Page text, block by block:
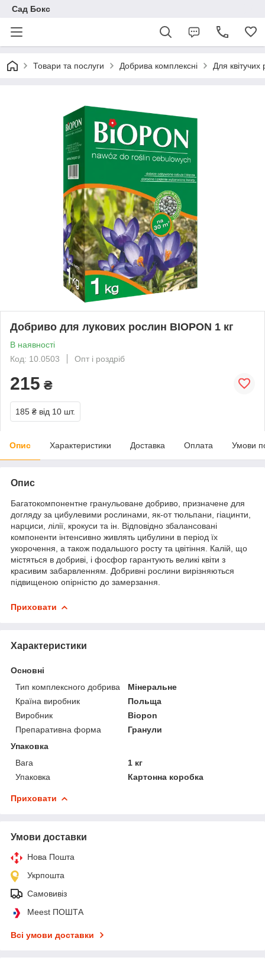
Сад Бокс
Товари та послуги Добрива комплексні Для квітучих
Добриво для лукових рослин BIOPON 1 кг
В наявності
Код: 10.0503
Опт і роздріб
215 ₴
185 ₴ від 10 шт.
Опис Характеристики Доставка Оплата Умови
Опис
Багатокомпонентне гранульоване добриво, призначене для
догляду за цибулевими рослинами, як-от тюльпани, гіацинти,
нарциси, лілії, крокуси та ін. Відповідно збалансовані
компоненти інтенсивно живлять цибулини в період їх
укорочення, а також подальшого росту та цвітіння. Калій, що
містяться в добриві, і фосфор гарантують великі квіти з
красивим забарвленням. Добривні рослини вирізняються
підвищеною опірністю до замерзання.
Приховати
Характеристики
Основні
Тип комплексного добрива
Мінеральне
Країна виробник
Польща
Виробник
Biopon
Препаративна форма
Гранули
Упаковка
Вага
1 кг
Упаковка
Картонна коробка
Приховати
Умови доставки
Нова Пошта
Укрпошта
Самовивіз
Meest ПОШТА
Всі умови доставки